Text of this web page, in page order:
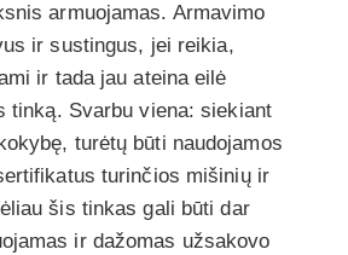
armuojamas. Armavimo
ir sustingus, jei reikia,
ir tada jau ateina eilė
tinką. Svarbu viena: siekiant
turėtų būti naudojamos
turinčios mišinių ir
šis tinkas gali būti dar
ir dažomas užsakovo